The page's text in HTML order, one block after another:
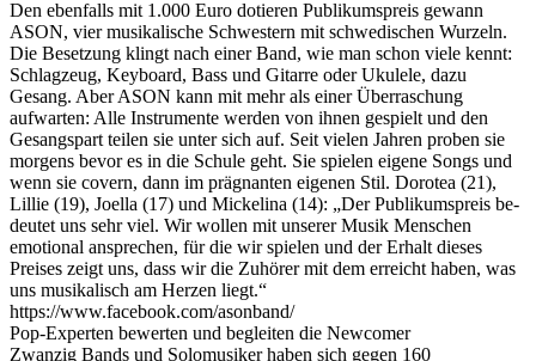
Den ebenfalls mit 1.000 Euro dotieren Publikumspreis gewann
ASON, vier musikalische Schwestern mit schwedischen Wurzeln.
Die Besetzung klingt nach einer Band, wie man schon viele kennt:
Schlagzeug, Keyboard, Bass und Gitarre oder Ukulele, dazu
Gesang. Aber ASON kann mit mehr als einer Überraschung
aufwarten: Alle Instrumente werden von ihnen gespielt und den
Gesangspart teilen sie unter sich auf. Seit vielen Jahren proben sie
morgens bevor es in die Schule geht. Sie spielen eigene Songs und
wenn sie covern, dann im prägnanten eigenen Stil. Dorotea (21),
Lillie (19), Joella (17) und Mickelina (14): „Der Publikumspreis be-
deutet uns sehr viel. Wir wollen mit unserer Musik Menschen
emotional ansprechen, für die wir spielen und der Erhalt dieses
Preises zeigt uns, dass wir die Zuhörer mit dem erreicht haben, was
uns musikalisch am Herzen liegt.“
https://www.facebook.com/asonband/
Pop-Experten bewerten und begleiten die Newcomer
Zwanzig Bands und Solomusiker haben sich gegen 160